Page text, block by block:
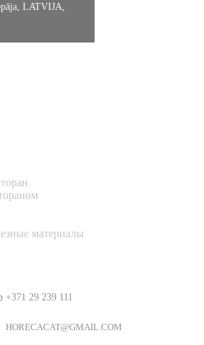
LATVIJA,
материалы
+371 29 239 111
HORECACAT@GMAIL.COM